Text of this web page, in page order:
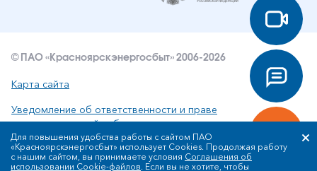
© ПАО «Красноярскэнергосбыт» 2006-2026
Карта сайта
Уведомление об ответственности и праве
интеллектуальной собственности
Политика ПАО «Красноярскэнергосбыт» в отношении
обработки персональных данных
Для повышения удобства работы с сайтом ПАО
«Красноярскэнергосбыт» использует Cookies. Продолжая работу
с нашим сайтом, вы принимаете условия Соглашения об
использовании Cookie-файлов. Если вы не хотите, чтобы